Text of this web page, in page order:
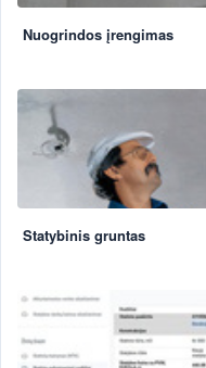
Nuogrindos įrengimas
Statybinis gruntas